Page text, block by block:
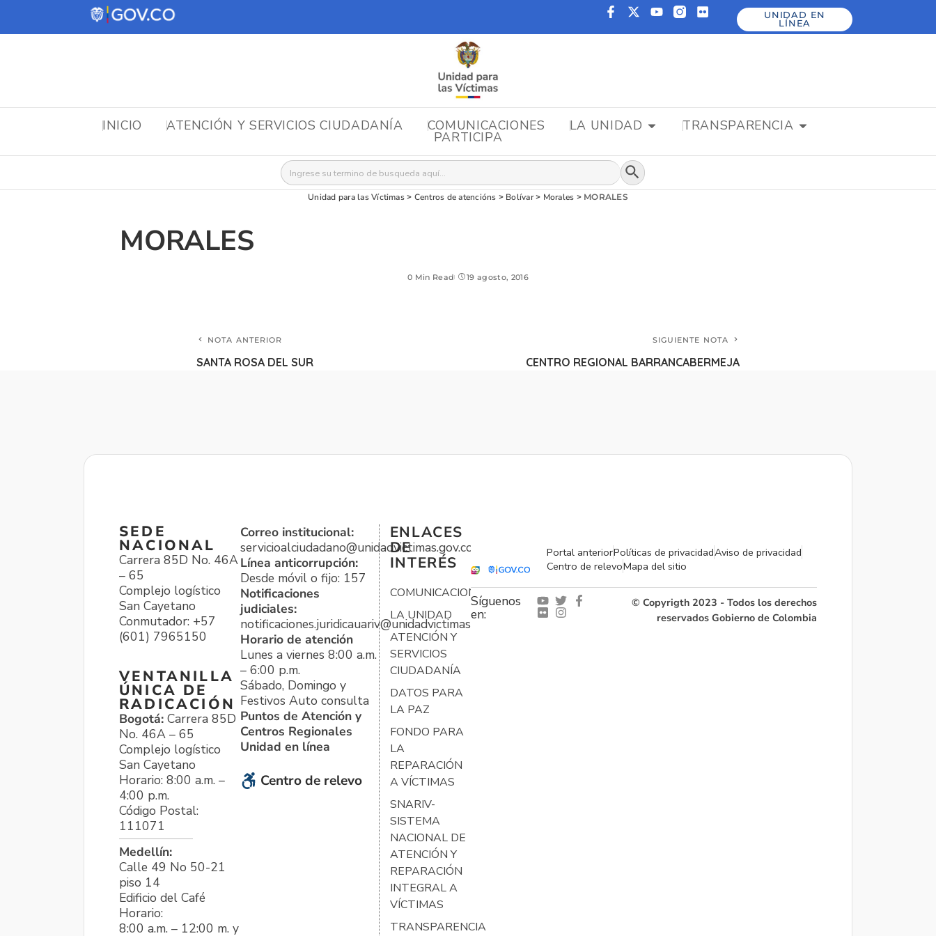
UNIDAD EN
LÍNEA
INICIO ATENCIÓN Y SERVICIOS CIUDADANÍA COMUNICACIONES LA UNIDAD TRANSPARENCIA
PARTICIPA
Buscar: Botón de búsqueda
Unidad para las Víctimas> Centros de atencións > Bolívar> Morales > MORALES
MORALES
0 Min Read 19 agosto, 2016
NOTA ANTERIOR
SANTA ROSA DEL SUR
SIGUIENTE NOTA
CENTRO REGIONAL BARRANCABERMEJA
SEDE
NACIONAL
Carrera 85D No. 46A
– 65
Complejo logístico
San Cayetano
Conmutador: +57
(601) 7965150
VENTANILLA
ÚNICA DE
RADICACIÓN
Bogotá: Carrera 85D
No. 46A – 65
Complejo logístico
San Cayetano
Horario: 8:00 a.m. –
4:00 p.m.
Código Postal:
111071
Medellín:
Calle 49 No 50-21
piso 14
Edificio del Café
Horario:
8:00 a.m. – 12:00 m. y
Correo institucional:
servicioalciudadano@unidadvictimas.gov.co
Línea anticorrupción:
Desde móvil o fijo: 157
Notificaciones
judiciales:
notificaciones.juridicauariv@unidadvictimas.gov.co
Horario de atención
Lunes a viernes 8:00 a.m.
– 6:00 p.m.
Sábado, Domingo y
Festivos Auto consulta
Puntos de Atención y
Centros Regionales
Unidad en línea
Centro de relevo
ENLACES
DE
INTERÉS
COMUNICACIONES
LA UNIDAD
ATENCIÓN Y
SERVICIOS
CIUDADANÍA
DATOS PARA
LA PAZ
FONDO PARA
LA
REPARACIÓN
A VÍCTIMAS
SNARIV-
SISTEMA
NACIONAL DE
ATENCIÓN Y
REPARACIÓN
INTEGRAL A
VÍCTIMAS
TRANSPARENCIA
Portal anteriorPolíticas de privacidadAviso de privacidad
Centro de relevoMapa del sitio
Síguenos
en:
© Copyrigth 2023 - Todos los derechos
reservados Gobierno de Colombia